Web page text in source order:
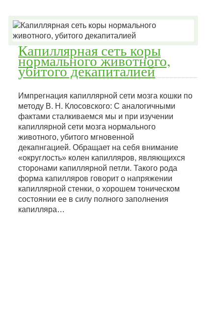
Капиллярная сеть коры
нормального животного,
убитого декапиталией
Импрегнация капиллярной сети мозга кошки по
методу В. Н. Клосовского: С аналогичными
фактами сталкиваемся мы и при изучении
капиллярной сети мозга нормального
животного, убитого мгновенной
декапнгацией. Обращает на себя внимание
«округлость» колен капилляров, являющихся
сторонами капиллярной петли. Такого рода
форма капилляров говорит о напряжении
капиллярной стенки, о хорошем тоническом
состоянии ее в силу полного заполнения
капилляра…